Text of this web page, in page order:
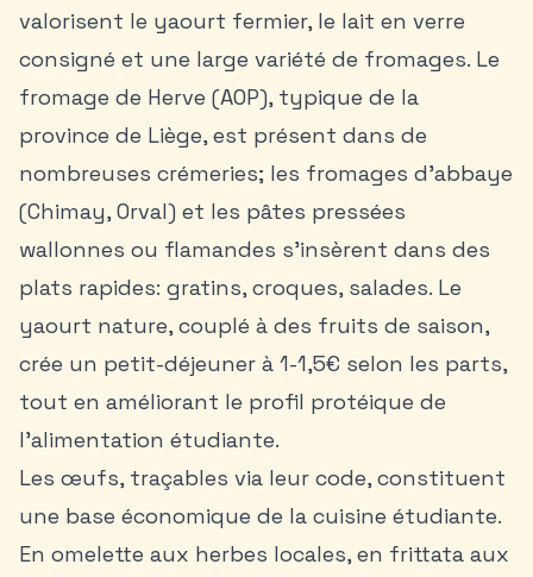
valorisent le yaourt fermier, le lait en verre
consigné et une large variété de fromages. Le
fromage de Herve (AOP), typique de la
province de Liège, est présent dans de
nombreuses crémeries; les fromages d’abbaye
(Chimay, Orval) et les pâtes pressées
wallonnes ou flamandes s’insèrent dans des
plats rapides: gratins, croques, salades. Le
yaourt nature, couplé à des fruits de saison,
crée un petit-déjeuner à 1-1,5€ selon les parts,
tout en améliorant le profil protéique de
l’alimentation étudiante.
Les œufs, traçables via leur code, constituent
une base économique de la cuisine étudiante.
En omelette aux herbes locales, en frittata aux